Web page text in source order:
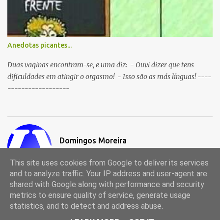
Anedotas picantes...
Duas vaginas encontram-se, e uma diz: - Ouvi dizer que tens
dificuldades em atingir o orgasmo! - Isso são as más línguas! ----
------------------
Domingos Moreira
Com tecnologia do Blogger
This site uses cookies from Google to deliver its services
and to analyze traffic. Your IP address and user-agent are
shared with Google along with performance and security
metrics to ensure quality of service, generate usage
statistics, and to detect and address abuse.